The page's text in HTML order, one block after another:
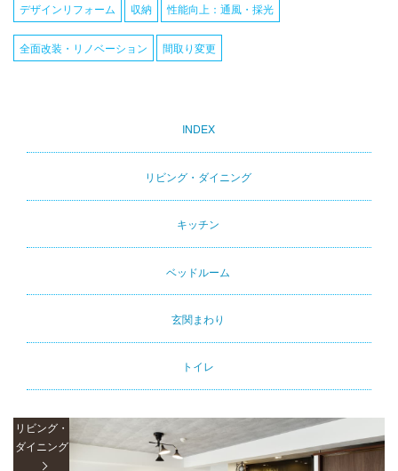
Primary
INDEX
リビング・ダイニング
キッチン
ベッドルーム
玄関まわり
トイレ
デザインリフォーム 収納 性能向上：通風・採光
全面改装・リノベーション 間取り変更
リビング・
ダイニング